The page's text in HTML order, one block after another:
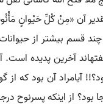
آن «مِنْ کُلِّ حَیْوانٍ
قسم بیشتر از
آخرین پدیده
آن بود که از
بود؟ از اینکه